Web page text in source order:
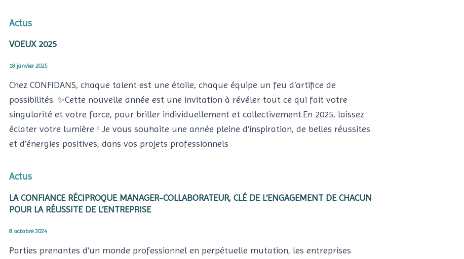
Actus
VOEUX 2025
18 janvier 2025
Chez CONFIDANS, chaque talent est une étoile, chaque équipe un feu d’artifice de
possibilités. ✨Cette nouvelle année est une invitation à révéler tout ce qui fait votre
singularité et votre force, pour briller individuellement et collectivement.En 2025, laissez
éclater votre lumière ! Je vous souhaite une année pleine d’inspiration, de belles réussites
et d’énergies positives, dans vos projets professionnels
Actus
LA CONFIANCE RÉCIPROQUE MANAGER-COLLABORATEUR, CLÉ DE L’ENGAGEMENT DE CHACUN
POUR LA RÉUSSITE DE L’ENTREPRISE
8 octobre 2024
Parties prenantes d’un monde professionnel en perpétuelle mutation, les entreprises